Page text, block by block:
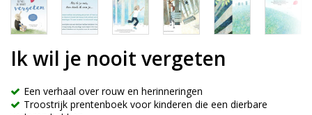
Ik wil je nooit vergeten
Een verhaal over rouw en herinneringen
Troostrijk prentenboek voor kinderen die een dierbare